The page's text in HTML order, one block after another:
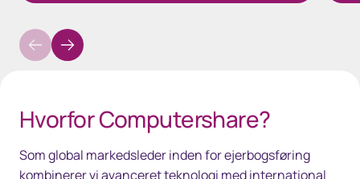
Hvorfor Computershare?
Som global markedsleder inden for ejerbogsføring
kombinerer vi avanceret teknologi med international